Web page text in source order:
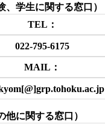
、学生に関する窓口）
TEL：
022-795-6175
MAIL：
他に関する窓口）